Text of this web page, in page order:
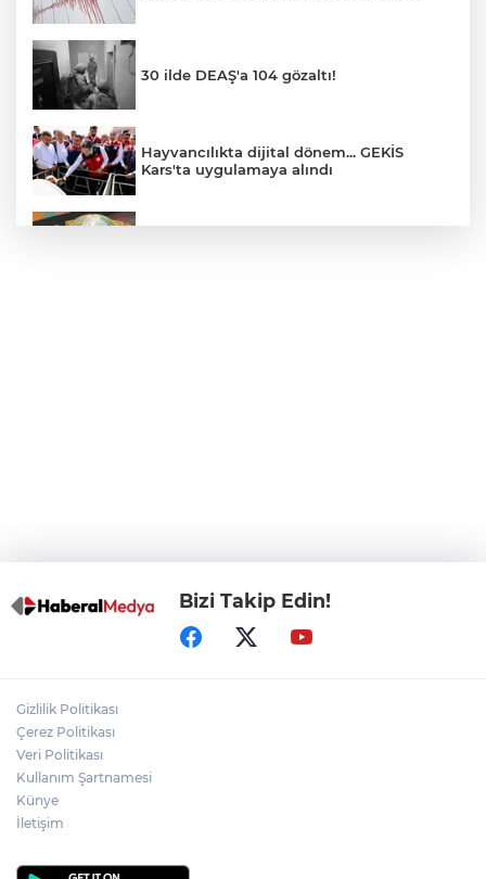
30 ilde DEAŞ'a 104 gözaltı!
Hayvancılıkta dijital dönem... GEKİS
Kars'ta uygulamaya alındı
Bizi Takip Edin!
Gizlilik Politikası
Çerez Politikası
Veri Politikası
Kullanım Şartnamesi
Künye
İletişim